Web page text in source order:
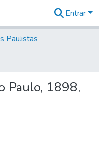
Entrar
Paulistas
Paulo, 1898,